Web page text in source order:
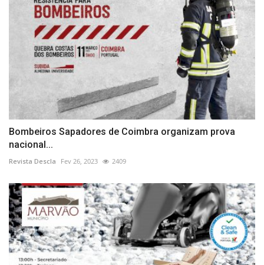
Bombeiros Sapadores de Coimbra organizam prova
nacional...
Revista Descla Fev 26, 2023 2409